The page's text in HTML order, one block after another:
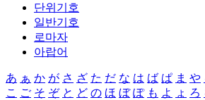
단위기호
일반기호
로마자
아랍어
あ ぁ か が さ ざ た だ な は ば ぱ ま や
こ ご そ ぞ と ど の ほ ぼ ぽ も よ ょ ろ